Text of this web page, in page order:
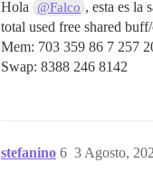
Hola @Falco , esta es la
total used free shared
Mem: 703 359 86 7 257
Swap: 8388 246 8142
stefanino 3 Agosto,
6